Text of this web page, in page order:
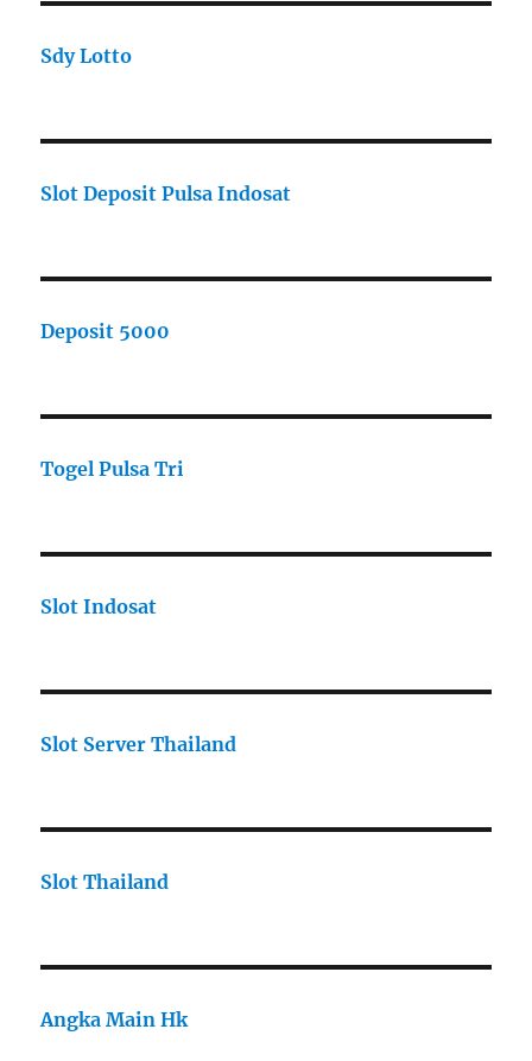
Sdy Lotto
Slot Deposit Pulsa Indosat
Deposit 5000
Togel Pulsa Tri
Slot Indosat
Slot Server Thailand
Slot Thailand
Angka Main Hk